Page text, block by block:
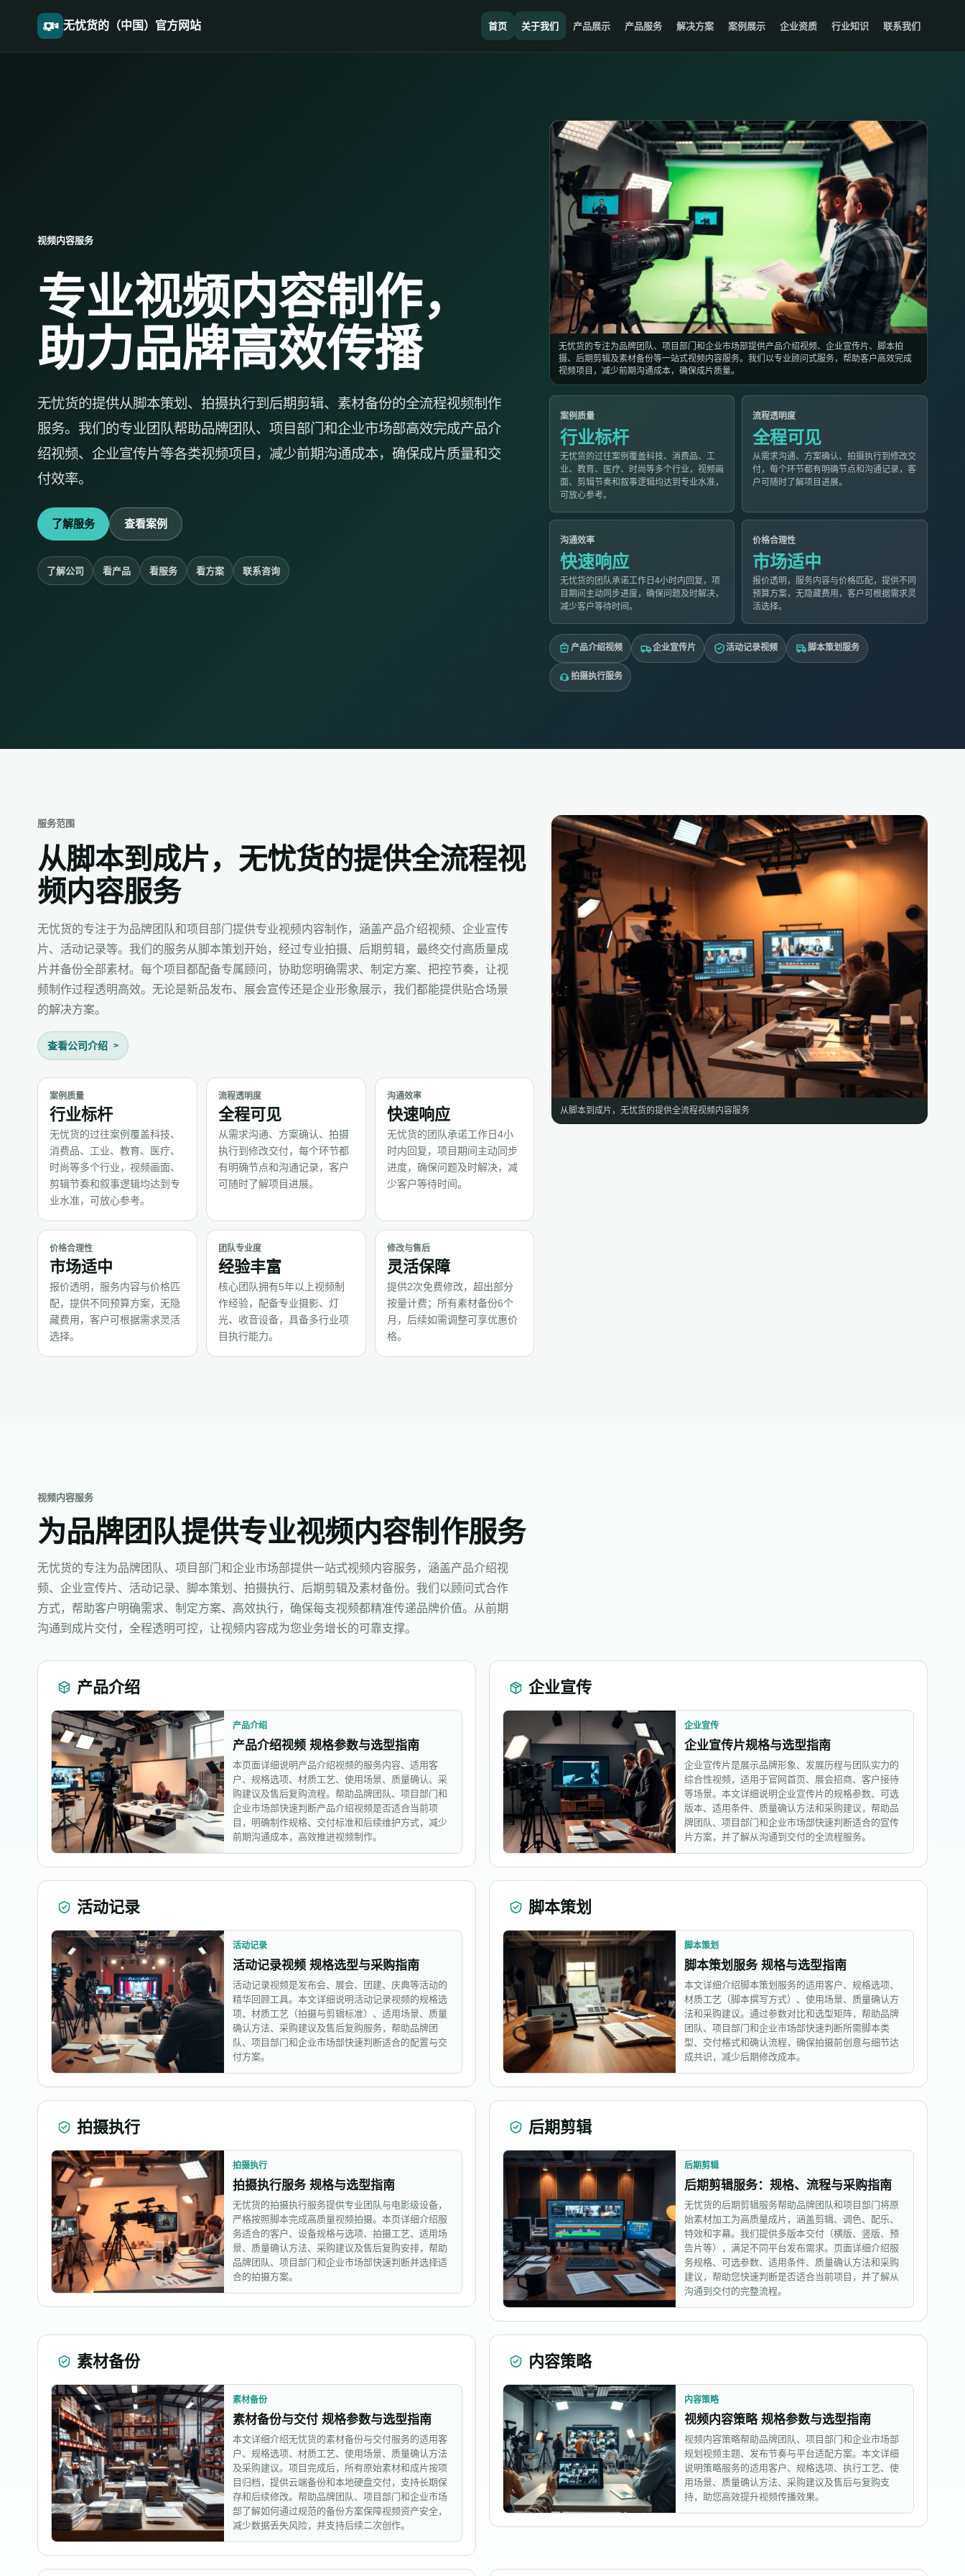
无忧货的（中国）官方网站 首页 关于我们 产品展示 产品服务 解决方案 案例展示 企业资质 行业知识 联系我们
视频内容服务
专业视频内容制作，
助力品牌高效传播
无忧货的提供从脚本策划、拍摄执行到后期剪辑、素材备份的全流程视频制作
服务。我们的专业团队帮助品牌团队、项目部门和企业市场部高效完成产品介
绍视频、企业宣传片等各类视频项目，减少前期沟通成本，确保成片质量和交
付效率。
了解服务 查看案例
了解公司 看产品 看服务 看方案 联系咨询
无忧货的专注为品牌团队、项目部门和企业市场部提供产品介绍视频、企业宣传片、脚本拍
摄、后期剪辑及素材备份等一站式视频内容服务。我们以专业顾问式服务，帮助客户高效完成
视频项目，减少前期沟通成本，确保成片质量。
案例质量
行业标杆
无忧货的过往案例覆盖科技、消费品、工
业、教育、医疗、时尚等多个行业，视频画
面、剪辑节奏和叙事逻辑均达到专业水准，
可放心参考。
流程透明度
全程可见
从需求沟通、方案确认、拍摄执行到修改交
付，每个环节都有明确节点和沟通记录，客
户可随时了解项目进展。
沟通效率
快速响应
无忧货的团队承诺工作日4小时内回复，项
目期间主动同步进度，确保问题及时解决，
减少客户等待时间。
价格合理性
市场适中
报价透明，服务内容与价格匹配，提供不同
预算方案，无隐藏费用，客户可根据需求灵
活选择。
产品介绍视频 企业宣传片 活动记录视频 脚本策划服务
拍摄执行服务
服务范围
从脚本到成片，无忧货的提供全流程视
频内容服务
无忧货的专注于为品牌团队和项目部门提供专业视频内容制作，涵盖产品介绍视频、企业宣传
片、活动记录等。我们的服务从脚本策划开始，经过专业拍摄、后期剪辑，最终交付高质量成
片并备份全部素材。每个项目都配备专属顾问，协助您明确需求、制定方案、把控节奏，让视
频制作过程透明高效。无论是新品发布、展会宣传还是企业形象展示，我们都能提供贴合场景
的解决方案。
查看公司介绍
从脚本到成片，无忧货的提供全流程视频内容服务
案例质量
行业标杆
无忧货的过往案例覆盖科技、
消费品、工业、教育、医疗、
时尚等多个行业，视频画面、
剪辑节奏和叙事逻辑均达到专
业水准，可放心参考。
流程透明度
全程可见
从需求沟通、方案确认、拍摄
执行到修改交付，每个环节都
有明确节点和沟通记录，客户
可随时了解项目进展。
沟通效率
快速响应
无忧货的团队承诺工作日4小
时内回复，项目期间主动同步
进度，确保问题及时解决，减
少客户等待时间。
价格合理性
市场适中
报价透明，服务内容与价格匹
配，提供不同预算方案，无隐
藏费用，客户可根据需求灵活
选择。
团队专业度
经验丰富
核心团队拥有5年以上视频制
作经验，配备专业摄影、灯
光、收音设备，具备多行业项
目执行能力。
修改与售后
灵活保障
提供2次免费修改，超出部分
按量计费；所有素材备份6个
月，后续如需调整可享优惠价
格。
视频内容服务
为品牌团队提供专业视频内容制作服务
无忧货的专注为品牌团队、项目部门和企业市场部提供一站式视频内容服务，涵盖产品介绍视
频、企业宣传片、活动记录、脚本策划、拍摄执行、后期剪辑及素材备份。我们以顾问式合作
方式，帮助客户明确需求、制定方案、高效执行，确保每支视频都精准传递品牌价值。从前期
沟通到成片交付，全程透明可控，让视频内容成为您业务增长的可靠支撑。
产品介绍
产品介绍
产品介绍视频 规格参数与选型指南
本页面详细说明产品介绍视频的服务内容、适用客
户、规格选项、材质工艺、使用场景、质量确认、采
购建议及售后复购流程。帮助品牌团队、项目部门和
企业市场部快速判断产品介绍视频是否适合当前项
目，明确制作规格、交付标准和后续维护方式，减少
前期沟通成本，高效推进视频制作。
企业宣传
企业宣传
企业宣传片规格与选型指南
企业宣传片是展示品牌形象、发展历程与团队实力的
综合性视频，适用于官网首页、展会招商、客户接待
等场景。本文详细说明企业宣传片的规格参数、可选
版本、适用条件、质量确认方法和采购建议，帮助品
牌团队、项目部门和企业市场部快速判断适合的宣传
片方案，并了解从沟通到交付的全流程服务。
活动记录
活动记录
活动记录视频 规格选型与采购指南
活动记录视频是发布会、展会、团建、庆典等活动的
精华回顾工具。本文详细说明活动记录视频的规格选
项、材质工艺（拍摄与剪辑标准）、适用场景、质量
确认方法、采购建议及售后复购服务，帮助品牌团
队、项目部门和企业市场部快速判断适合的配置与交
付方案。
脚本策划
脚本策划
脚本策划服务 规格与选型指南
本文详细介绍脚本策划服务的适用客户、规格选项、
材质工艺（脚本撰写方式）、使用场景、质量确认方
法和采购建议。通过参数对比和选型矩阵，帮助品牌
团队、项目部门和企业市场部快速判断所需脚本类
型、交付格式和确认流程，确保拍摄前创意与细节达
成共识，减少后期修改成本。
拍摄执行
拍摄执行
拍摄执行服务 规格与选型指南
无忧货的拍摄执行服务提供专业团队与电影级设备，
严格按照脚本完成高质量视频拍摄。本页详细介绍服
务适合的客户、设备规格与选项、拍摄工艺、适用场
景、质量确认方法、采购建议及售后复购安排，帮助
品牌团队、项目部门和企业市场部快速判断并选择适
合的拍摄方案。
后期剪辑
后期剪辑
后期剪辑服务：规格、流程与采购指南
无忧货的后期剪辑服务帮助品牌团队和项目部门将原
始素材加工为高质量成片，涵盖剪辑、调色、配乐、
特效和字幕。我们提供多版本交付（横版、竖版、预
告片等），满足不同平台发布需求。页面详细介绍服
务规格、可选参数、适用条件、质量确认方法和采购
建议，帮助您快速判断是否适合当前项目，并了解从
沟通到交付的完整流程。
素材备份
素材备份
素材备份与交付 规格参数与选型指南
本文详细介绍无忧货的素材备份与交付服务的适用客
户、规格选项、材质工艺、使用场景、质量确认方法
及采购建议。项目完成后，所有原始素材和成片按项
目归档，提供云端备份和本地硬盘交付，支持长期保
存和后续修改。帮助品牌团队、项目部门和企业市场
部了解如何通过规范的备份方案保障视频资产安全，
减少数据丢失风险，并支持后续二次创作。
内容策略
内容策略
视频内容策略 规格参数与选型指南
视频内容策略帮助品牌团队、项目部门和企业市场部
规划视频主题、发布节奏与平台适配方案。本文详细
说明策略服务的适用客户、规格选项、执行工艺、使
用场景、质量确认方法、采购建议及售后与复购支
持，助您高效提升视频传播效果。